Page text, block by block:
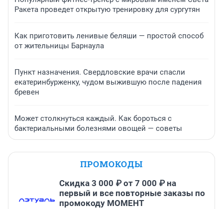
Ракета проведет открытую тренировку для сургутян
Как приготовить ленивые беляши — простой способ
от жительницы Барнаула
Пункт назначения. Свердловские врачи спасли
екатеринбурженку, чудом выжившую после падения
бревен
Может столкнуться каждый. Как бороться с
бактериальными болезнями овощей — советы
ПРОМОКОДЫ
Скидка 3 000 ₽ от 7 000 ₽ на
первый и все повторные заказы по
промокоду МОМЕНТ